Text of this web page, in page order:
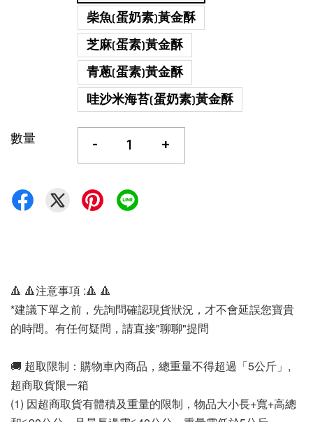
柴魚(蛋奶素)黃金酥
芝麻(蛋素)黃金酥
青蔥(蛋素)黃金酥
哇沙米海苔(蛋奶素)黃金酥
數量 - +
🔺 🔺注意事項 :🔺 🔺
*建議下單之前，先詢問確認現貨狀況，才不會延誤您寶貴
的時間。有任何疑問，請直接"聊聊"提問
🚚 超取限制：購物車內商品，總重量不得超過「5公斤」,
超商取貨限一箱
(1) 因超商取貨有體積及重量的限制，物品大小長+寬+高總